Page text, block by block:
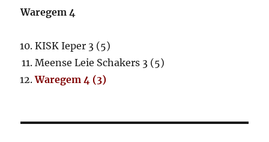
Waregem 4
KISK Ieper 3 (5)
Meense Leie Schakers 3 (5)
Waregem 4 (3)